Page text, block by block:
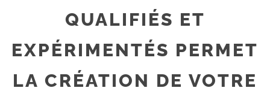
QUALIFIÉS ET
EXPÉRIMENTÉS PERMET
LA CRÉATION DE VOTRE